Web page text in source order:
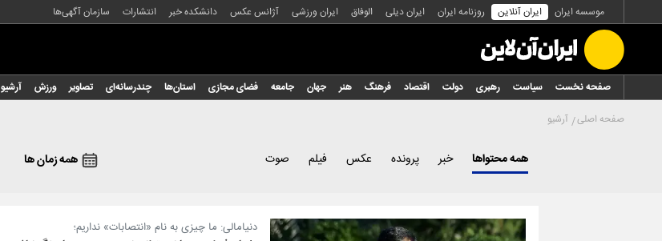
موسسه ایران ایران آنلاین روزنامه ایران ایران دیلی الوفاق ایران ورزشی آژانس عکس دانشکده خبر انتشارات سازمان آگهی‌ها
صفحه نخست سیاست رهبری دولت اقتصاد فرهنگ هنر جهان جامعه فضای مجازی استان‌ها چندرسانه‌ای تصاویر ورزش آرشیو
صفحه اصلی آرشیو
همه محتواها خبر پرونده عکس فیلم صوت همه زمان ها
دنیا‌مالی: ما چیزی به نام «انتصابات» نداریم؛